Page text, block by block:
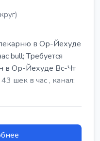
в Ор-Йехуде
bull; Требуется
в Ор-Йехуде Вс-Чт
шек в час , канал: